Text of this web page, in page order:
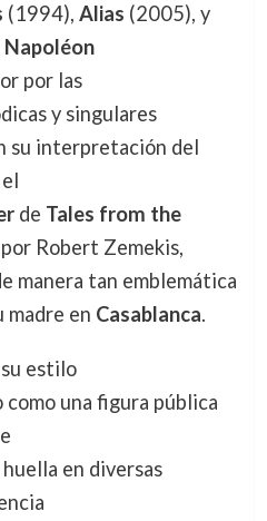
(1994), Alias (2005), y
Napoléon
por las
y singulares
su interpretación del
de Tales from the
Robert Zemekis,
manera tan emblemática
madre en Casablanca.
estilo
una figura pública
en diversas